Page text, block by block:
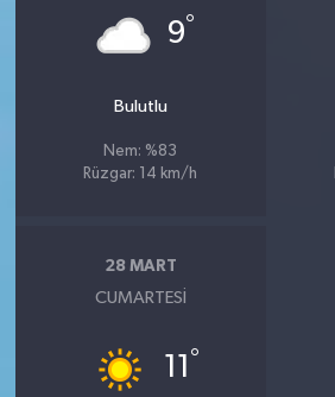
9°
Bulutlu
Nem: %83
Rüzgar: 14 km/h
28 MART
CUMARTESI
11 °